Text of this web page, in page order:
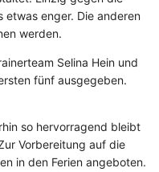
etwas enger. Die anderen
werden.
Selina Hein und
fünf ausgegeben.
so hervorragend bleibt
Vorbereitung auf die
in den Ferien angeboten.